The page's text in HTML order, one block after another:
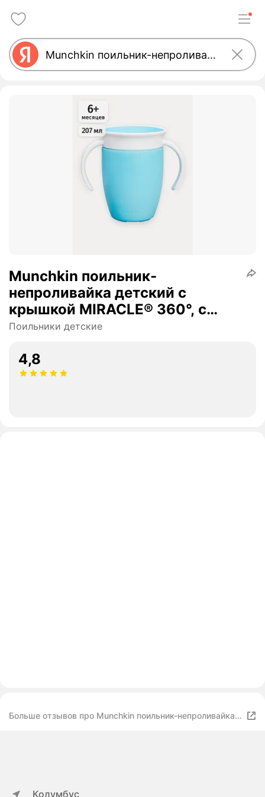
Munchkin поильник-
непроливайка детский с
крышкой MIRACLE® 360°, с
ручками Зеленый 207мл. 6+
Поильники детские
4,8
Больше отзывов про Munchkin поильник-непроливайка
Колумбус